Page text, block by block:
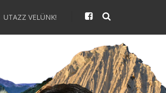
UTAZZ VELÜNK!